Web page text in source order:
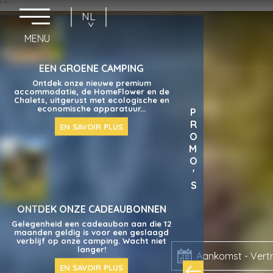
` `
NL
Aankomst -
PROMO'S
EEN GROENE CAMPING
Ontdek onze nieuwe premium
accommodatie, de HomeFlower en de
Chalets, uitgerust met ecologische en
economische apparatuur...
EN SAVOIR PLUS
ONTDEK ONZE CADEAUBONNEN
Gelegenheid een cadeaubon aan die 12
maanden geldig is voor een geslaagd
verblijf op onze camping. Wacht niet
langer!
EN SAVOIR PLUS